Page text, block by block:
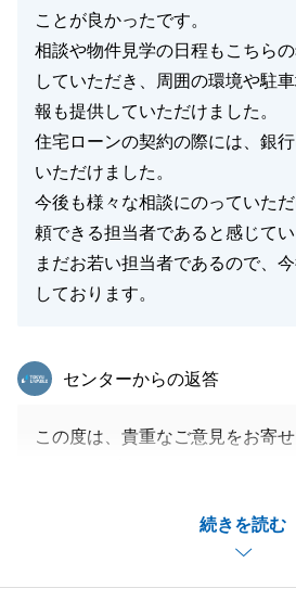
ことが良かったです。
相談や物件見学の日程もこちら
していただき、周囲の環境や駐
報も提供していただけました。
住宅ローンの契約の際には、銀
いただけました。
今後も様々な相談にのっていた
頼できる担当者であると感じてい
まだお若い担当者であるので、
しております。
続きを読む
東急リバブル
センターからの返答
この度は、貴重なご意見をお寄
大変感謝しております。
N様ご夫婦も初めての不動産取引
ったとのこと、順序立てて丁寧